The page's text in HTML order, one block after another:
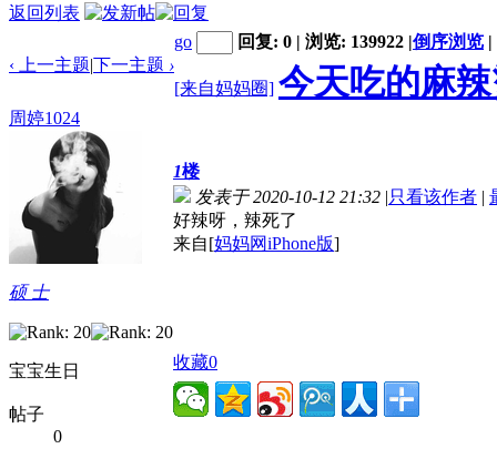
返回列表
‹ 上一主题|下一主题 ›
go 回复: 0 | 浏览: 139922 |倒序浏览 |
[来自妈妈圈] 今天吃的麻
周婷1024
硕 士
宝宝生日
帖子
0
1楼
发表于 2020-10-12 21:32 |只看该作者 |
好辣呀，辣死了
来自[妈妈网iPhone版]
收藏0